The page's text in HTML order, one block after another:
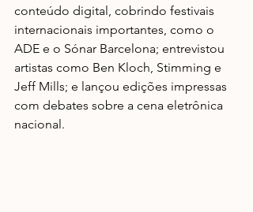
conteúdo digital, cobrindo festivais
internacionais importantes, como o
ADE e o Sónar Barcelona; entrevistou
artistas como Ben Kloch, Stimming e
Jeff Mills; e lançou edições impressas
com debates sobre a cena eletrônica
nacional.